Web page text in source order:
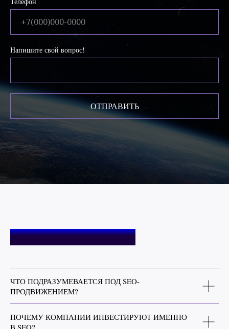
Напишите свой вопрос!
ОТПРАВИТЬ
ВОПРОСЫ И ОТВЕТЫ
ЧТО ПОДРАЗУМЕВАЕТСЯ ПОД SEO‐
ПРОДВИЖЕНИЕМ?
ПОЧЕМУ КОМПАНИИ ИНВЕСТИРУЮТ ИМЕННО
В SEO?